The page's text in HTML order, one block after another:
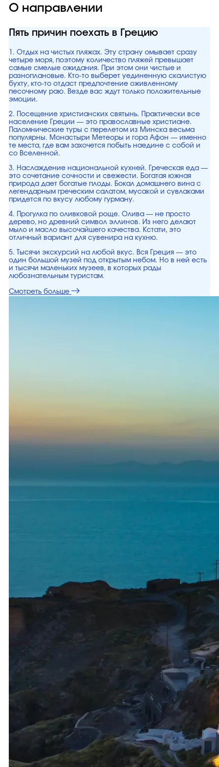
О направлении
Пять причин поехать в Грецию
1. Отдых на чистых пляжах. Эту страну омывает сразу
четыре моря, поэтому количество пляжей превышает
самые смелые ожидания. При этом они чистые и
разноплановые. Кто-то выберет уединенную скалистую
бухту, кто-то отдаст предпочтение оживленному
песочному раю. Везде вас ждут только положительные
эмоции.
2. Посещение христианских святынь. Практически все
население Греции — это православные христиане.
Паломнические туры с перелетом из Минска весьма
популярны. Монастыри Метеоры и гора Афон — именно
те места, где вам захочется побыть наедине с собой и
со Вселенной.
3. Наслаждение национальной кухней. Греческая еда —
это сочетание сочности и свежести. Богатая южная
природа дает богатые плоды. Бокал домашнего вина с
легендарным греческим салатом, мусакой и сувлаками
придется по вкусу любому гурману.
4. Прогулка по оливковой роще. Олива — не просто
дерево, но древний символ эллинов. Из него делают
мыло и масло высочайшего качества. Кстати, это
отличный вариант для сувенира на кухню.
5. Тысячи экскурсий на любой вкус. Вся Греция — это
один большой музей под открытым небом. Но в ней есть
и тысячи маленьких музеев, в которых рады
любознательным туристам.
Смотреть больше